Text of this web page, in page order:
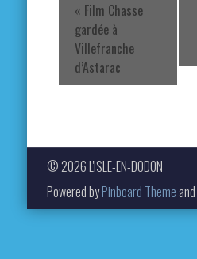
« Film Chasse
gardée à
Villefranche
d’Astarac
© 2026 L'ISLE-EN-DODON
Powered byPinboard Theme and